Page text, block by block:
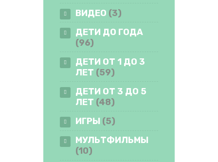
ВИДЕО (3)
ДЕТИ ДО ГОДА
(96)
ДЕТИ ОТ 1 ДО 3
ЛЕТ (59)
ДЕТИ ОТ 3 ДО 5
ЛЕТ (48)
ИГРЫ (5)
МУЛЬТФИЛЬМЫ
(10)